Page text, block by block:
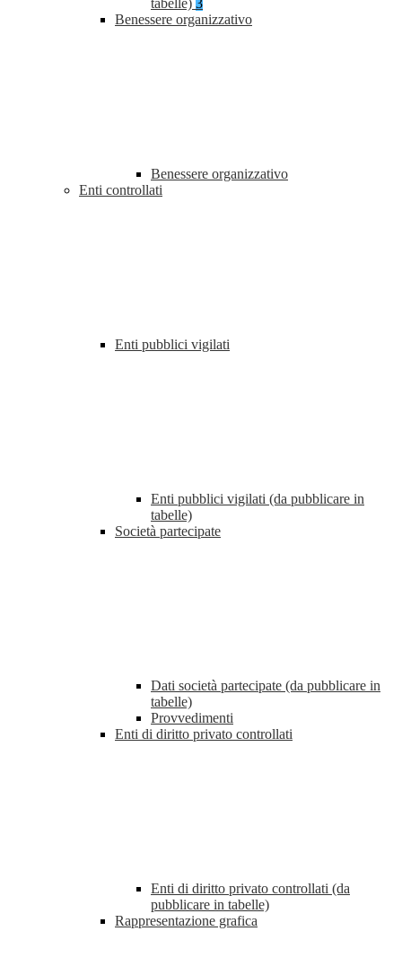
tabelle) 3
Benessere organizzativo
Benessere organizzativo
Enti controllati
Enti pubblici vigilati
Enti pubblici vigilati (da pubblicare in
tabelle)
Società partecipate
Dati società partecipate (da pubblicare in
tabelle)
Provvedimenti
Enti di diritto privato controllati
Enti di diritto privato controllati (da
pubblicare in tabelle)
Rappresentazione grafica